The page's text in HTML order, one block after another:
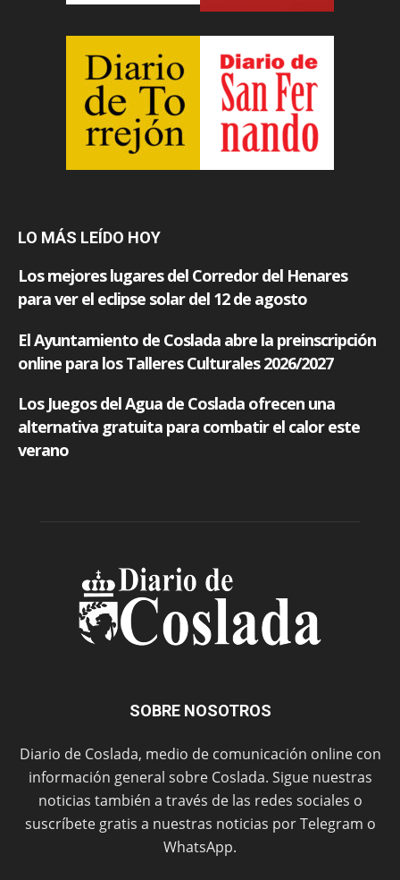
LO MÁS LEÍDO HOY
SOBRE NOSOTROS
Diario de Coslada, medio de comunicación online con
información general sobre Coslada. Sigue nuestras
noticias también a través de las redes sociales o
suscríbete gratis a nuestras noticias por Telegram o
WhatsApp.